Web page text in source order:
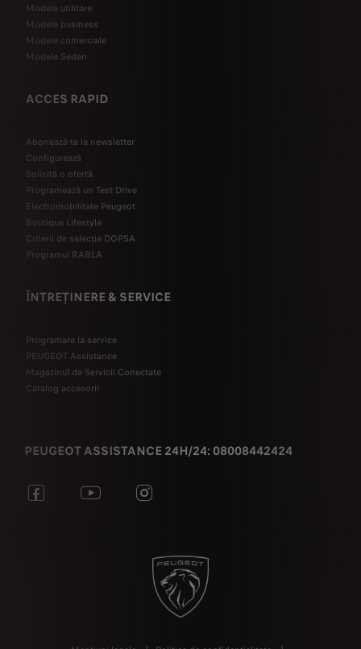
Modele utilitare
Modele business
Modele comerciale
Modele Sedan
ACCES RAPID
Abonează-te la newsletter
Configurează
Solicită o ofertă
Programează un Test Drive
Electromobilitate Peugeot
Boutique Lifestyle
Criterii de selecție DOPSA
Programul RABLA
ÎNTREȚINERE & SERVICE
Programare la service
PEUGEOT Assistance
Magazinul de Servicii Conectate
Catalog accesorii
PEUGEOT ASSISTANCE 24H/24: 08008442424